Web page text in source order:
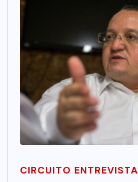
CIRCUITO ENTREVISTA